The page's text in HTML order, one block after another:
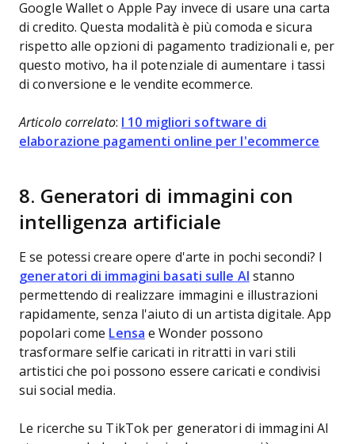
Google Wallet o Apple Pay invece di usare una carta
di credito. Questa modalità è più comoda e sicura
rispetto alle opzioni di pagamento tradizionali e, per
questo motivo, ha il potenziale di aumentare i tassi
di conversione e le vendite ecommerce.
Articolo correlato:
I 10 migliori software di
elaborazione pagamenti online per l'ecommerce
8. Generatori di immagini con
intelligenza artificiale
E se potessi creare opere d'arte in pochi secondi? I
generatori di immagini basati sulle AI stanno
permettendo di realizzare immagini e illustrazioni
rapidamente, senza l'aiuto di un artista digitale. App
popolari come Lensa e Wonder possono
trasformare selfie caricati in ritratti in vari stili
artistici che poi possono essere caricati e condivisi
sui social media.
Le ricerche su TikTok per generatori di immagini AI